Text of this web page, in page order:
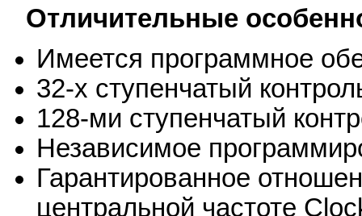
Отличительные
Имеется программное
32-х ступенчатый
128-ми ступенчатый
Независимое
Гарантированное
центральной частоте